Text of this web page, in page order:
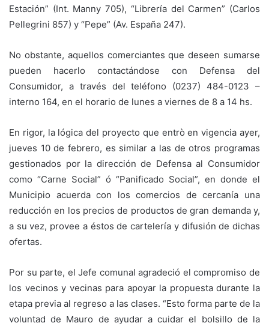
Estación” (Int. Manny 705), “Librería del Carmen” (Carlos
Pellegrini 857) y “Pepe” (Av. España 247).
No obstante, aquellos comerciantes que deseen sumarse
pueden hacerlo contactándose con Defensa del
Consumidor, a través del teléfono (0237) 484-0123 –
interno 164, en el horario de lunes a viernes de 8 a 14 hs.
En rigor, la lógica del proyecto que entrò en vigencia ayer,
jueves 10 de febrero, es similar a las de otros programas
gestionados por la dirección de Defensa al Consumidor
como “Carne Social” ó “Panificado Social”, en donde el
Municipio acuerda con los comercios de cercanía una
reducción en los precios de productos de gran demanda y,
a su vez, provee a éstos de cartelería y difusión de dichas
ofertas.
Por su parte, el Jefe comunal agradeció el compromiso de
los vecinos y vecinas para apoyar la propuesta durante la
etapa previa al regreso a las clases. “Esto forma parte de la
voluntad de Mauro de ayudar a cuidar el bolsillo de la